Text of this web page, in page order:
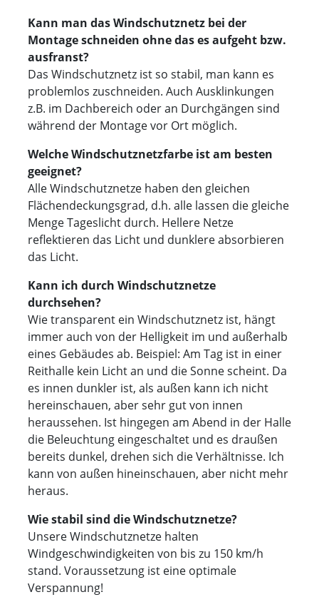
Kann man das Windschutznetz bei der
Montage schneiden ohne das es aufgeht bzw.
ausfranst?
Das Windschutznetz ist so stabil, man kann es
problemlos zuschneiden. Auch Ausklinkungen
z.B. im Dachbereich oder an Durchgängen sind
während der Montage vor Ort möglich.
Welche Windschutznetzfarbe ist am besten
geeignet?
Alle Windschutznetze haben den gleichen
Flächendeckungsgrad, d.h. alle lassen die gleiche
Menge Tageslicht durch. Hellere Netze
reflektieren das Licht und dunklere absorbieren
das Licht.
Kann ich durch Windschutznetze
durchsehen?
Wie transparent ein Windschutznetz ist, hängt
immer auch von der Helligkeit im und außerhalb
eines Gebäudes ab. Beispiel: Am Tag ist in einer
Reithalle kein Licht an und die Sonne scheint. Da
es innen dunkler ist, als außen kann ich nicht
hereinschauen, aber sehr gut von innen
heraussehen. Ist hingegen am Abend in der Halle
die Beleuchtung eingeschaltet und es draußen
bereits dunkel, drehen sich die Verhältnisse. Ich
kann von außen hineinschauen, aber nicht mehr
heraus.
Wie stabil sind die Windschutznetze?
Unsere Windschutznetze halten
Windgeschwindigkeiten von bis zu 150 km/h
stand. Voraussetzung ist eine optimale
Verspannung!